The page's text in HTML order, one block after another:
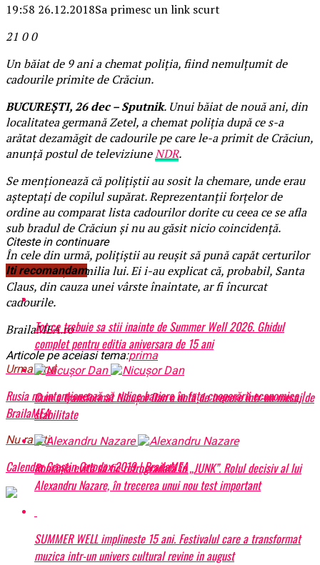
19:58 26.12.2018Sa primesc un link scurt
21 00
Un băiat de 9 ani a chemat poliția, fiind nemulțumit de
cadourile primite de Crăciun.
BUCUREȘTI, 26 dec – Sputnik. Unui băiat de nouă ani, din
localitatea germană Zetel, a chemat poliția după ce s-a
arătat dezamăgit de cadourile pe care le-a primit de Crăciun,
anunță postul de televiziuneNDR.
Se menționează că polițiștii au sosit la chemare, unde erau
așteptați de copilul supărat. Reprezentanții forțelor de
ordine au comparat lista cadourilor dorite cu ceea ce se afla
sub bradul de Crăciun și nu au găsit nicio coincidență.
În cele din urmă, polițiștii au reușit să pună capăt certurilor
între băiat și familia lui. Ei i-au explicat că, probabil, Santa
Claus, din cauza unei vârste înaintate, ar fi încurcat
cadourile.
BrailaMEA.ro
Articole pe aceiasi tema:prima
Urmatorul
Rusia nu intenționează să ridice bariere în fața cooperării economice |
BrailaMEA
Nu ratati
Calendar Creștin Ortodox 2019 | BrailaMEA
Citeste in continuare
Iti recomandam
Tot ce trebuie sa stii inainte de Summer Well 2026. Ghidul
complet pentru editia aniversara de 15 ani
Cum a transformat Nicușor Dan o notă de trecere într-un mesaj de
stabilitate
România evită să fie retrogradată în „JUNK”. Rolul decisiv al lui
Alexandru Nazare, în trecerea unui nou test important
SUMMER WELL implineste 15 ani. Festivalul care a transformat
muzica intr-un univers cultural revine in august